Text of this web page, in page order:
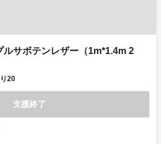
サボテンレザー（1m*1.4m 2
20
支援終了